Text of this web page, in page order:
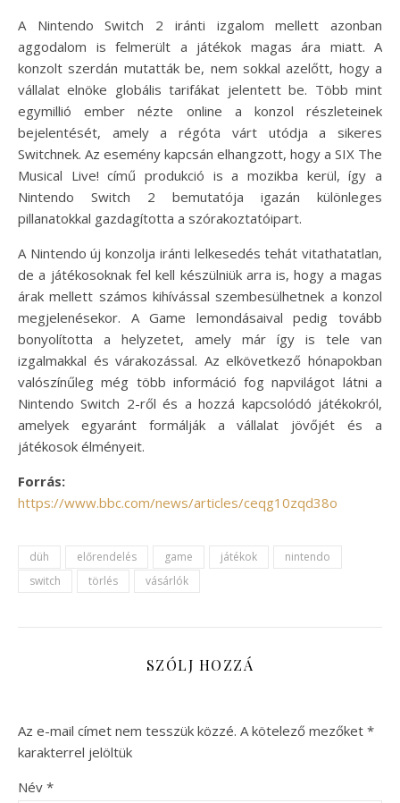
A Nintendo Switch 2 iránti izgalom mellett azonban
aggodalom is felmerült a játékok magas ára miatt. A
konzolt szerdán mutatták be, nem sokkal azelőtt, hogy a
vállalat elnöke globális tarifákat jelentett be. Több mint
egymillió ember nézte online a konzol részleteinek
bejelentését, amely a régóta várt utódja a sikeres
Switchnek. Az esemény kapcsán elhangzott, hogy a SIX The
Musical Live! című produkció is a mozikba kerül, így a
Nintendo Switch 2 bemutatója igazán különleges
pillanatokkal gazdagította a szórakoztatóipart.
A Nintendo új konzolja iránti lelkesedés tehát vitathatatlan,
de a játékosoknak fel kell készülniük arra is, hogy a magas
árak mellett számos kihívással szembesülhetnek a konzol
megjelenésekor. A Game lemondásaival pedig tovább
bonyolította a helyzetet, amely már így is tele van
izgalmakkal és várakozással. Az elkövetkező hónapokban
valószínűleg még több információ fog napvilágot látni a
Nintendo Switch 2-ről és a hozzá kapcsolódó játékokról,
amelyek egyaránt formálják a vállalat jövőjét és a
játékosok élményeit.
Forrás:
https://www.bbc.com/news/articles/ceqg10zqd38o
düh előrendelés game játékok
nintendo
switch
törlés vásárlók
SZÓLJ HOZZÁ
Az e-mail címet nem tesszük közzé. A kötelező mezőket *
karakterrel jelöltük
Név *